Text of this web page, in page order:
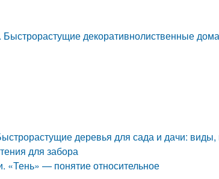
декоративнолиственные
деревья для сада и дачи: виды,
для забора
«Тень» — понятие относительное